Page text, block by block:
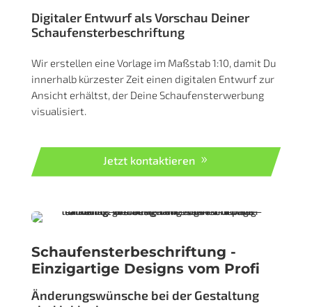
Digitaler Entwurf als Vorschau Deiner
Schaufensterbeschriftung
Wir erstellen eine Vorlage im Maßstab 1:10, damit Du
innerhalb kürzester Zeit einen digitalen Entwurf zur
Ansicht erhältst, der Deine Schaufensterwerbung
visualisiert.
Jetzt kontaktieren
Schaufensterbeschriftung -
Einzigartige Designs vom Profi
Änderungswünsche bei der Gestaltung